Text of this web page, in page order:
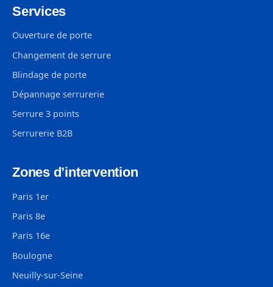
Services
Ouverture de porte
Changement de serrure
Blindage de porte
Dépannage serrurerie
Serrure 3 points
Serrurerie B2B
Zones d’intervention
Paris 1er
Paris 8e
Paris 16e
Boulogne
Neuilly-sur-Seine